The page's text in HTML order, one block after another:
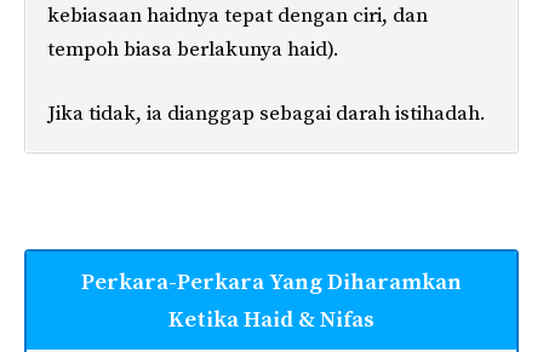
kebiasaan haidnya tepat dengan ciri, dan
tempoh biasa berlakunya haid).
Jika tidak, ia dianggap sebagai darah istihadah.
Perkara-Perkara Yang Diharamkan
Ketika Haid & Nifas